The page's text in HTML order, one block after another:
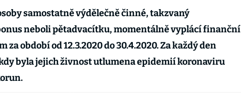
samostatně výdělečně činné, takzvaný
neboli pětadvacítku, momentálně vyplácí finanční
za období od 12.3.2020 do 30.4.2020. Za každý den
byla jejich živnost utlumena epidemií koronaviru